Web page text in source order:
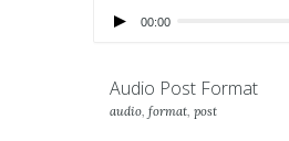
00:00
Audio Post Format
audio, format, post